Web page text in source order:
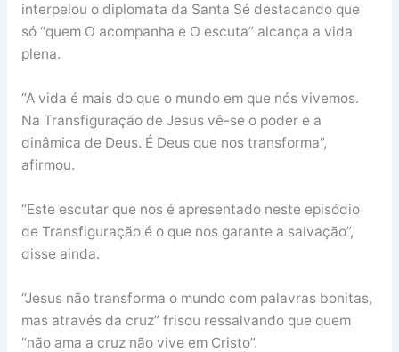
interpelou o diplomata da Santa Sé destacando que
só “quem O acompanha e O escuta” alcança a vida
plena.
“A vida é mais do que o mundo em que nós vivemos.
Na Transfiguração de Jesus vê-se o poder e a
dinâmica de Deus. É Deus que nos transforma”,
afirmou.
“Este escutar que nos é apresentado neste episódio
de Transfiguração é o que nos garante a salvação”,
disse ainda.
“Jesus não transforma o mundo com palavras bonitas,
mas através da cruz” frisou ressalvando que quem
“não ama a cruz não vive em Cristo”.